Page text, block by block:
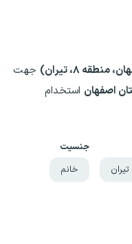
۸، تیران)
جهت
اصفهان استخدام
جنسیت
خانم